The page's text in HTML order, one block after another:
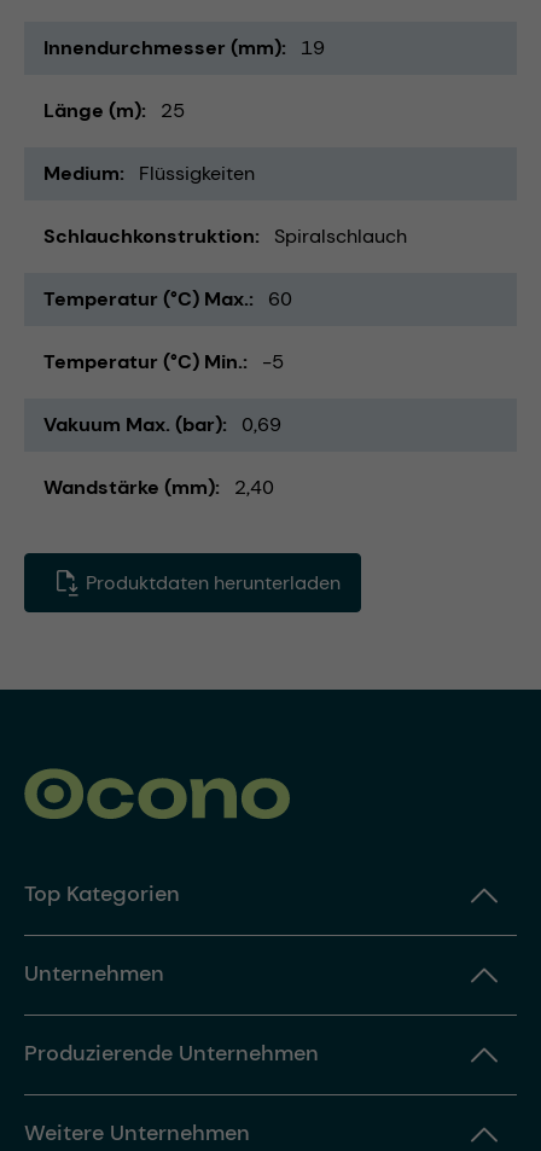
Innendurchmesser (mm) 19
Länge (m) 25
Medium Flüssigkeiten
Schlauchkonstruktion Spiralschlauch
Temperatur (°C) Max. 60
Temperatur (°C) Min. -5
Vakuum Max. (bar) 0,69
Wandstärke (mm) 2,40
Produktdaten herunterladen
Top Kategorien
Unternehmen
Produzierende Unternehmen
Weitere Unternehmen